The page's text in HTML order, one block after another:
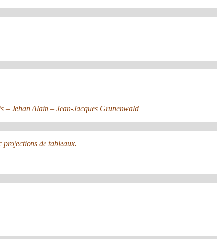
Jehan Alain – Jean-Jacques Grunenwald
projections de tableaux.